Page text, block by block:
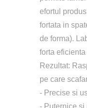
efortul
fortata in
de forma).
forta
Rezultat:
pe care
- Precise si
- Puternice si